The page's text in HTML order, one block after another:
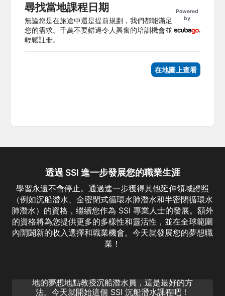
尋找當地課程日期
無論您是在旅途中還是提前規劃，我們都能滿足
您的需求。千萬不要錯過令人興奮的培訓機會並
輕鬆註冊。
Powered
by
在地圖上查看
透過 SSI 進一步發展您的職業生涯
學習永遠不會停止。通過進一步獲得其他延伸領域證照
（例如沉船潛水、全密閉式循環水肺潛水和半密閉循環水
肺潛水）的資格，繼續您作為 SSI 專業人士的發展。額外
的資格將為您提供更多的多樣性和靈活性，並在全球範圍
內開闢新的收入選擇和職業機會。今天就發展您的夢想職
業！
地的夢想地點教授沉船潛水員，這是最好的方
法。今天就開始這個 SSI 沉船潛水課程吧！